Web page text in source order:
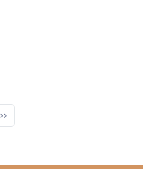
Następna strona
››